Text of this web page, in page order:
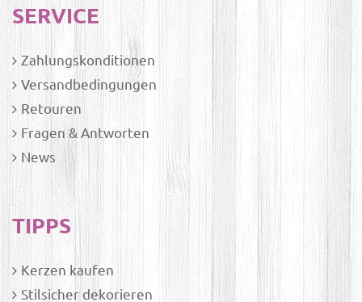
SERVICE
Zahlungskonditionen
Versandbedingungen
Retouren
Fragen & Antworten
News
TIPPS
Kerzen kaufen
Stilsicher dekorieren